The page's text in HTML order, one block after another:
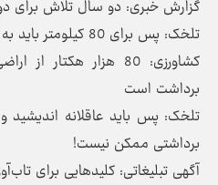
گزارش خبری: دو سال تلاش برای دو
تلخک: پس برای 80 کیلومتر باید به ورثه ادامه‌اش را وصیت کنیم.
کشاورزی: 80 هزار
برداشت است
تلخک: پس باید عاقلانه
برداشتی ممکن نیست!
آگهی تبلیغاتی: کلیدهایی برای